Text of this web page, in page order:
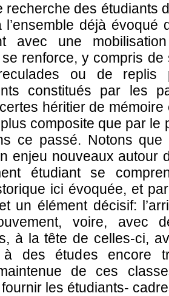
recherche des étudiants
l’ensemble déjà
avec une
renforce, y compris
ou de replis
constitués par les
héritier de mémoire
composite que par le
ce passé. Notons que
enjeu nouveaux autour
étudiant se
ici évoquée, et
un élément décisif:
voire, avec
à la tête de celles-ci,
des études encore
de ces
les étudiants-